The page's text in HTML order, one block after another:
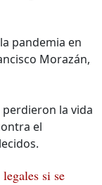
pandemia en
Morazán,
la vida
el
si se